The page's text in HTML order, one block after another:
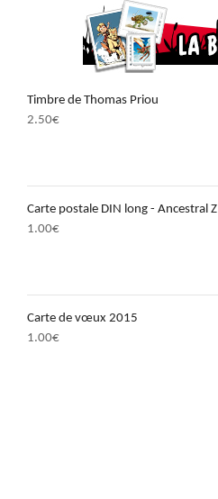
Timbre de Thomas Priou
2.50€
Carte postale DIN long - Ancestral Z
1.00€
Carte de vœux 2015
1.00€